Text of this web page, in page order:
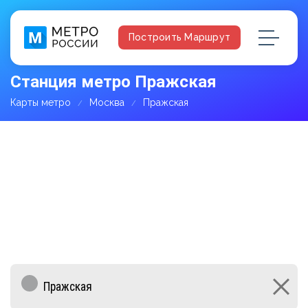
Построить Маршрут
Станция метро Пражская
Карты метро Москва Пражская